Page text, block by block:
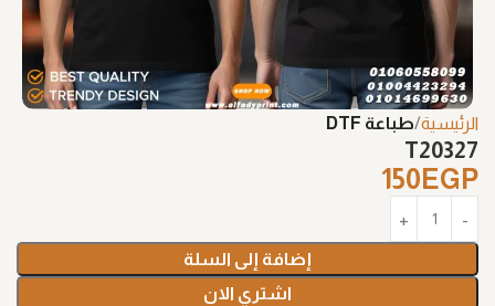
الرئيسية طباعة DTF
T20327
150 EGP
إضافة إلى السلة
اشتري الان